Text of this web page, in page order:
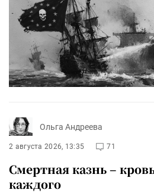
Ольга Андреева
2 августа 2026, 13:35 71
Смертная казнь –
каждого